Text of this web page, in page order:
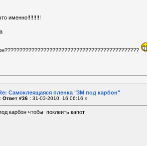
именно!!!!!!!!!
Самоклеящаяся пленка "3М под карбон"
Ответ #36 : 31-03-2010, 16:06:16 »
карбон чтобы поклеить капот